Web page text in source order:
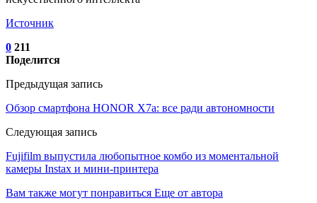
Источник
0 211
Поделится
Предыдущая запись
Обзор смартфона HONOR X7a: все ради автономности
Следующая запись
Fujifilm выпустила любопытное комбо из моментальной
камеры Instax и мини-принтера
Вам также могут понравиться Еще от автора